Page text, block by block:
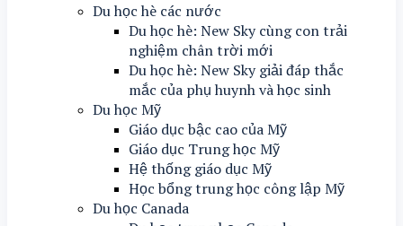
Du học hè các nước
Du học hè: New Sky cùng con trải
nghiệm chân trời mới
Du học hè: New Sky giải đáp thắc
mắc của phụ huynh và học sinh
Du học Mỹ
Giáo dục bậc cao của Mỹ
Giáo dục Trung học Mỹ
Hệ thống giáo dục Mỹ
Học bổng trung học công lập Mỹ
Du học Canada